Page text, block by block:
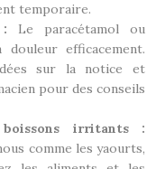
temporaire.
: Le paracétamol ou
douleur efficacement.
sur la notice et
pour des conseils
irritants :
comme les yaourts,